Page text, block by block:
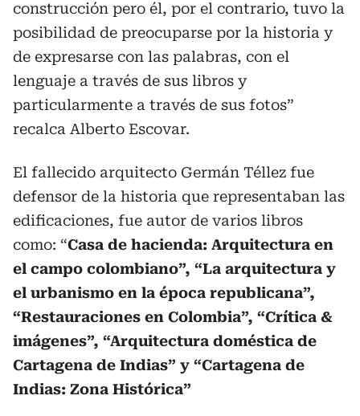
construcción pero él, por el contrario, tuvo la
posibilidad de preocuparse por la historia y
de expresarse con las palabras, con el
lenguaje a través de sus libros y
particularmente a través de sus fotos”
recalca Alberto Escovar.
El fallecido arquitecto Germán Téllez fue
defensor de la historia que representaban las
edificaciones, fue autor de varios libros
como: “Casa de hacienda: Arquitectura en
el campo colombiano”, “La arquitectura y
el urbanismo en la época republicana”,
“Restauraciones en Colombia”, “Crítica &
imágenes”, “Arquitectura doméstica de
Cartagena de Indias” y “Cartagena de
Indias: Zona Histórica”